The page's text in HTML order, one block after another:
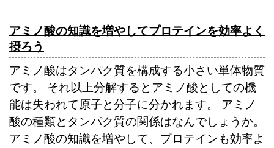
アミノ酸の知識を増やしてプロテインを効率よく
摂ろう
アミノ酸はタンパク質を構成する小さい単体物質
です。 それ以上分解するとアミノ酸としての機
能は失われて原子と分子に分かれます。 アミノ
酸の種類とタンパク質の関係はなんでしょうか。
アミノ酸の知識を増やして、プロテインも効率よ